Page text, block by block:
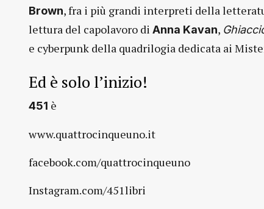
Brown, fra i più grandi interpreti della
lettura del capolavoro di Anna Kavan,
e cyberpunk della quadrilogia dedicata ai
Ed è solo l’inizio!
451 è
www.quattrocinqueuno.it
facebook.com/quattrocinqueuno
Instagram.com/451libri